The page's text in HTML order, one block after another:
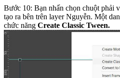
Bước 10: Bạn nhấn chọn chuột phải
tạo ra bên trên layer Nguyễn. Một
chức năng Create Classic Tween.